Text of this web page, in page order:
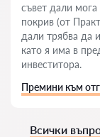
съвет дали
покрив (от
дали трябва да
като я има в
инвеститора.
Премини към
Всички